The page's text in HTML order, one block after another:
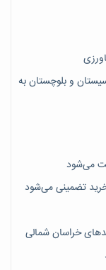
سیستان و بلوچستان به
خرید تضمینی می‌شود